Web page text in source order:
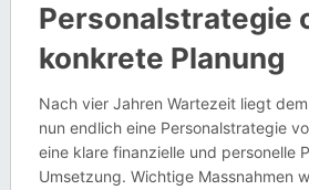
Personalstrategie
konkrete Planung
Nach vier Jahren Wartezeit liegt
nun endlich eine Personalstrategie
eine klare finanzielle und personelle
Umsetzung. Wichtige Massnahmen